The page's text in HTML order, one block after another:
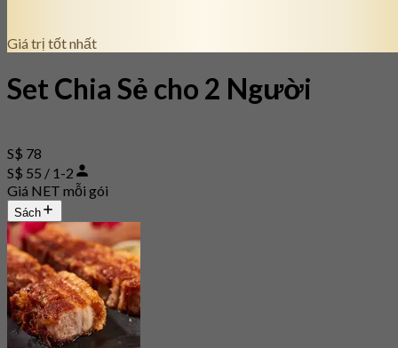
Giá trị tốt nhất
Set Chia Sẻ cho 2 Người
S$ 78
S$ 55 / 1-2
Giá NET mỗi gói
Sách